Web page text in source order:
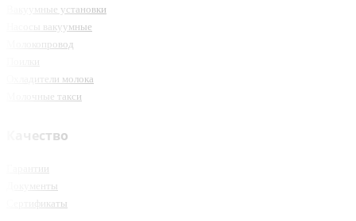
Вакуумные установки
Насосы вакуумные
Молокопровод
Охладители молока
Молочные такси
Качество
Гарантии
Документы
Сертификаты